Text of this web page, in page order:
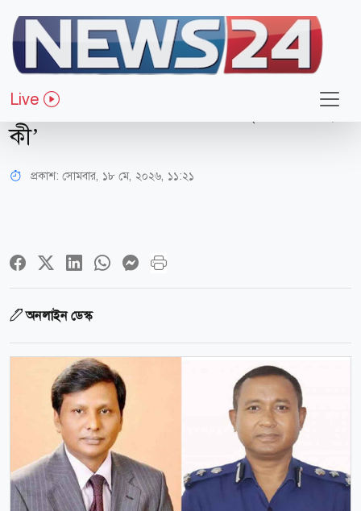
Live
সারাদেশ
‘এমপি হয়েও ৭ দিন ধরে ডিআইজিকে
পাচ্ছি না, তাহলে সাধারণ মানুষের অবস্থা
কী’
প্রকাশ: সোমবার, ১৮ মে, ২০২৬, ১১:২১
অনলাইন ডেস্ক